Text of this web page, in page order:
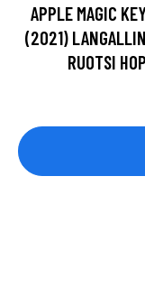
APPLE MAGIC
(2021)
RUOTSI